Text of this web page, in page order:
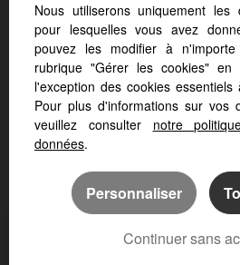
Les quartiers de Montpellier où investir
Investir dans une maison aux Beaux Arts
Acheter une maison à Saint-Gély-du-Fesc - Les
Acheter une maison à Uzès
Vendre une maison à Nîmes
Les Fontanelles - Saint Clément de Rivière
Nous utiliserons uniquement les
pour lesquelles vous avez
pouvez les modifier à
rubrique "Gérer les cookies"
l'exception des cookies
Pour plus d'informations sur vos
veuillez consulter notre
données.
Personnaliser
Continuer sans